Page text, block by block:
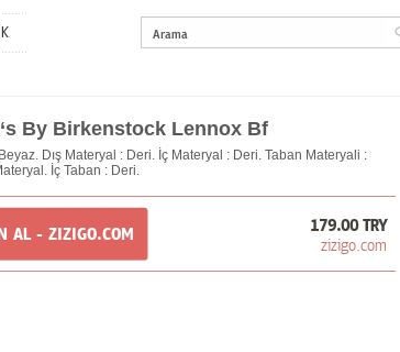
By Birkenstock Lennox Bf
Dış Materyal : Deri. İç Materyal : Deri. Taban Materyali :
İç Taban : Deri.
AL - ZIZIGO.COM 179.00 TRY
zizigo.com